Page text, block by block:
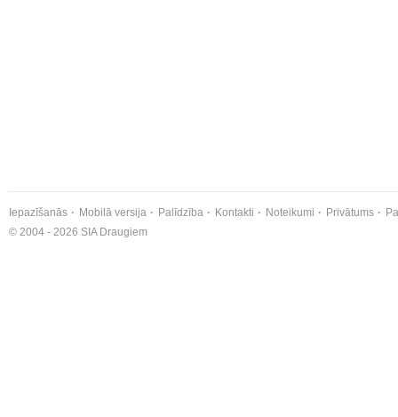
Iepazīšanās Mobilā versija Palīdzība Kontakti Noteikumi Privātums
© 2004 - 2026 SIA Draugiem